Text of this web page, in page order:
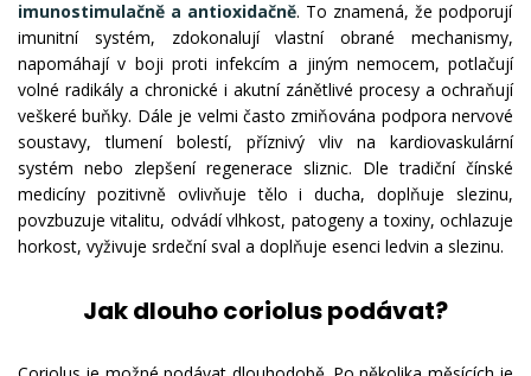
imunostimulačně a antioxidačně. To znamená, že podporují
imunitní systém, zdokonalují vlastní obrané mechanismy,
napomáhají v boji proti infekcím a jiným nemocem, potlačují
volné radikály a chronické i akutní zánětlivé procesy a ochraňují
veškeré buňky. Dále je velmi často zmiňována podpora nervové
soustavy, tlumení bolestí, příznivý vliv na kardiovaskulární
systém nebo zlepšení regenerace sliznic. Dle tradiční čínské
medicíny pozitivně ovlivňuje tělo i ducha, doplňuje slezinu,
povzbuzuje vitalitu, odvádí vlhkost, patogeny a toxiny, ochlazuje
horkost, vyživuje srdeční sval a doplňuje esenci ledvin a slezinu.
Jak dlouho coriolus podávat?